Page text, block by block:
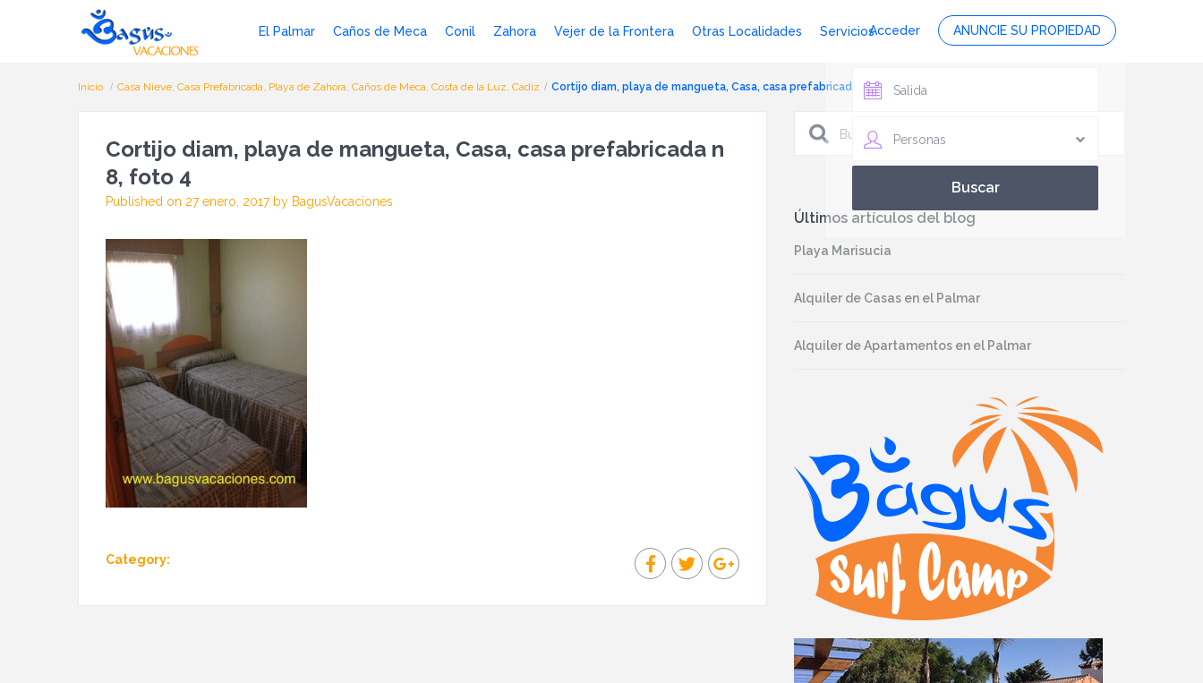
Acceder ANUNCIE SU PROPIEDAD
El Palmar Caños de Meca Conil Zahora Vejer de la Frontera Otras Localidades Servicios
Personas
Inicio Casa Nieve, Casa Prefabricada, Playa de Zahora, Caños de Meca, Costa de la Luz, Cadiz Cortijo diam, playa de mangueta, Casa, casa prefabricada n 8, foto 4
Cortijo diam, playa de mangueta, Casa, casa prefabricada n
8, foto 4
Published on 27 enero, 2017 by BagusVacaciones
Category:
Últimos artículos del blog
Playa Marisucia
Alquiler de Casas en el Palmar
Alquiler de Apartamentos en el Palmar